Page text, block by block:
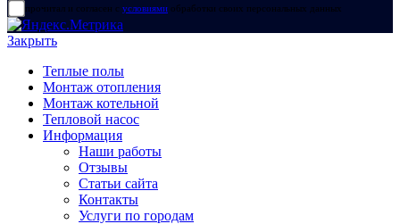
прочитал и согласен с условиями обработки своих персональных данных
Закрыть
Теплые полы
Монтаж отопления
Монтаж котельной
Тепловой насос
Информация
Наши работы
Отзывы
Статьи сайта
Контакты
Услуги по городам